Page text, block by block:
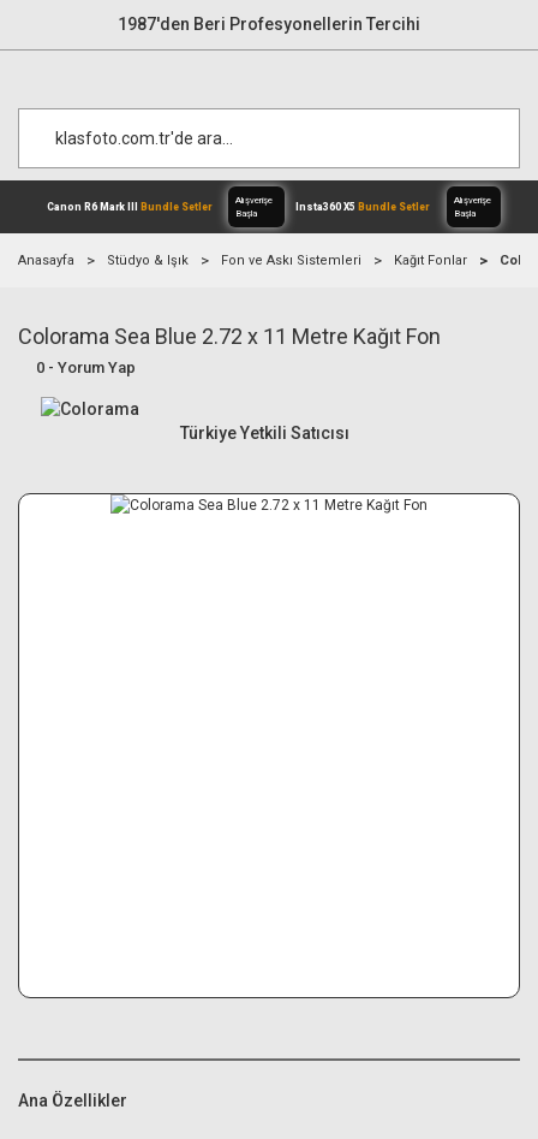
1987'den Beri Profesyonellerin Tercihi
Canon R6 Mark IIIBundle Setler
Alışverişe
Anasayfa Stüdyo & Işık Fon ve Askı Sistemleri Kağıt Fonlar
Colorama Sea Blue 2.72 x 11 Metre Kağıt Fon
0 - Yorum Yap
Türkiye Yetkili Satıcısı
Ana Özellikler